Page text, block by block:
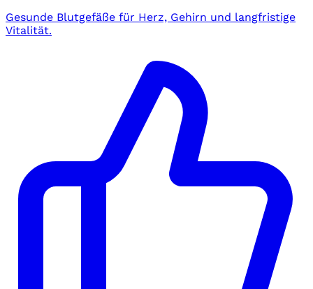
Gesunde Blutgefäße für Herz, Gehirn und langfristige
Vitalität.